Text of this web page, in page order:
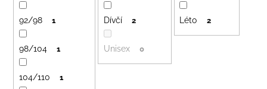
o
d
u
Dívčí 2
Unisex 0
Léto 2
92/98 1
98/104 1
104/110 1
D
p